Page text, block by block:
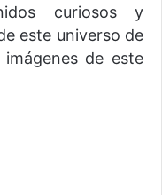
curiosos y
este universo de
imágenes de este